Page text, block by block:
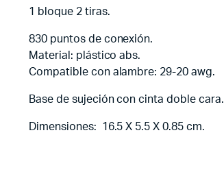
1 bloque 2 tiras.
830 puntos de conexión.
Material: plástico abs.
Compatible con alambre: 29-20 awg.
Base de sujeción con cinta doble cara.
Dimensiones: 16.5 X 5.5 X 0.85 cm.